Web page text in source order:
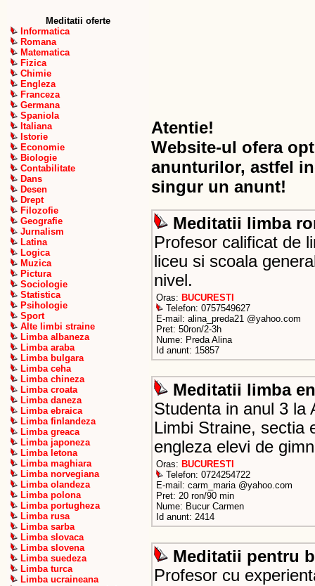
Meditatii oferte
Informatica
Romana
Matematica
Fizica
Chimie
Engleza
Franceza
Germana
Spaniola
Italiana
Istorie
Economie
Biologie
Contabilitate
Dans
Desen
Drept
Filozofie
Geografie
Jurnalism
Latina
Logica
Muzica
Pictura
Sociologie
Statistica
Psihologie
Sport
Alte limbi straine
Limba albaneza
Limba araba
Limba bulgara
Limba ceha
Limba chineza
Limba croata
Limba daneza
Limba ebraica
Limba finlandeza
Limba greaca
Limba japoneza
Limba letona
Limba maghiara
Limba norvegiana
Limba olandeza
Limba polona
Limba portugheza
Limba rusa
Limba sarba
Limba slovaca
Limba slovena
Limba suedeza
Limba turca
Limba ucraineana
Atentie!
Website-ul ofera
anunturilor, astfel
singur un anunt!
Meditatii limba
Profesor calificat de
liceu si scoala
nivel.
Oras: BUCURESTI
Telefon: 0757549627
E-mail: alina_preda21 @yahoo.com
Pret: 50ron/2-3h
Nume: Preda Alina
Id anunt: 15857
Meditatii limba
Studenta in anul 3 la
Limbi Straine, sectia
engleza elevi de
Oras: BUCURESTI
Telefon: 0724254722
E-mail: carm_maria @yahoo.com
Pret: 20 ron/90 min
Nume: Bucur Carmen
Id anunt: 2414
Meditatii pentru
Profesor cu